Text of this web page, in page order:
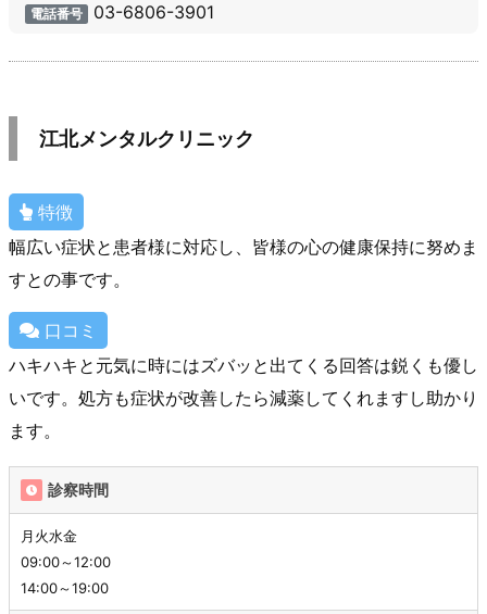
電話番号 03-6806-3901
江北メンタルクリニック
特徴
幅広い症状と患者様に対応し、皆様の心の健康保持に努めま
すとの事です。
口コミ
ハキハキと元気に時にはズバッと出てくる回答は鋭くも優し
いです。処方も症状が改善したら減薬してくれますし助かり
ます。
診察時間
月火水金
09:00～12:00
14:00～19:00